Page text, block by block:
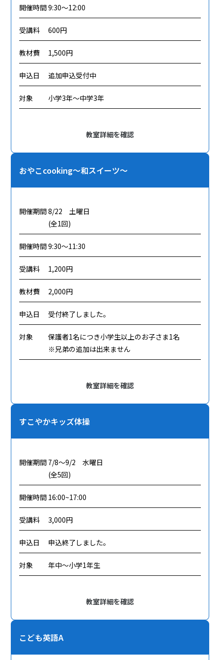
開催時間9:30～12:00
受講料 600円
教材費 1,500円
申込日 追加申込受付中
対象 小学3年～中学3年
教室詳細を確認
おやこcooking～和スイーツ～
開催期間8/22 土曜日
(全1回)
開催時間9:30～11:30
受講料 1,200円
教材費 2,000円
申込日 受付終了しました。
対象
保護者1名につき小学生以上のお子さま1名
※兄弟の追加は出来ません
教室詳細を確認
すこやかキッズ体操
開催期間 7/8～9/2 水曜日
(全5回)
開催時間 16:00~17:00
受講料 3,000円
申込日 申込終了しました。
対象 年中～小学1年生
教室詳細を確認
こども英語A